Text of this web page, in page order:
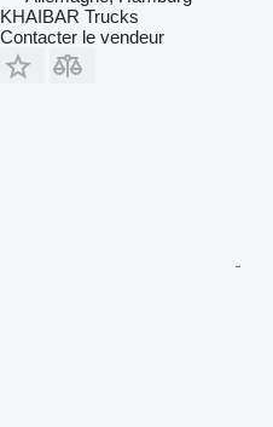
KHAIBAR Trucks
Contacter le vendeur